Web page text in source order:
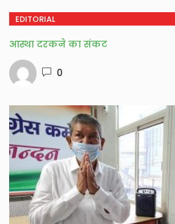
EDITORIAL
आस्था दरकने का संकट
0